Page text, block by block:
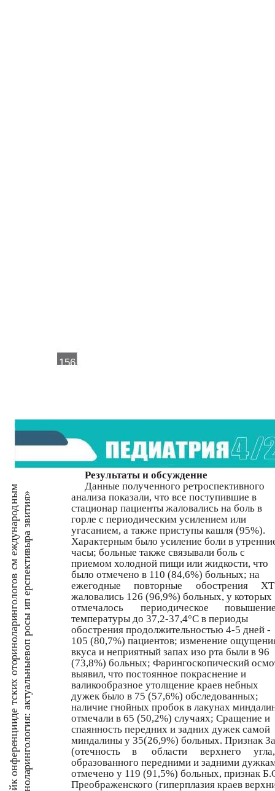
156
Результаты и обсуждение
Данные полученного ретроспективного
анализа показали, что все поступившие в
стационар пациенты жаловались на боль в
горле с периодическим усилением или
угасанием, а также приступы кашля (95%).
Характерным было усиление боли в
часы; больные также связывали боль с
приемом холодной пищи или жидкости, что
было отмечено в 110 (84,6%) больных; на
ежегодные
повторные обострения
ХТ
жаловались 126 (96,9%) больных, у которых
отмечалось
периодическое
температуры до 37,2-37,4°С в периоды
обострения продолжительностью 4-5 дней -
105 (80,7%) пациентов; изменение
вкуса и неприятный запах изо рта были в 96
(73,8%) больных; Фарингоскопический
выявил, что постоянное покраснение и
валикообразное утолщение краев небных
дужек было в 75 (57,6%) обследованных;
наличие гнойных пробок в лакунах
отмечали в 65 (50,2%) случаях; Сращение и
спаянность передних и задних дужек самой
миндалины у 35(26,9%) больных. Признак
(отечность
в области верхнего
угла,
образованного передними и задними
отмечено у 119 (91,5%) больных, признак
Преображенского (гиперплазия краев
к
он
фере
нц
ии
де
тски
х ото
ри
нола
ри
нгологов с
м
еждун
арод
ным
нола
ри
нгологи
я: акт
уа
ль
ные
воп
рос
ы и
п
ерс
пе
кти
вы
ра
зви
ти
я»